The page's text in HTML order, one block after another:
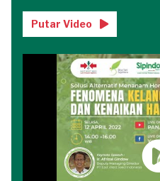
Putar Video